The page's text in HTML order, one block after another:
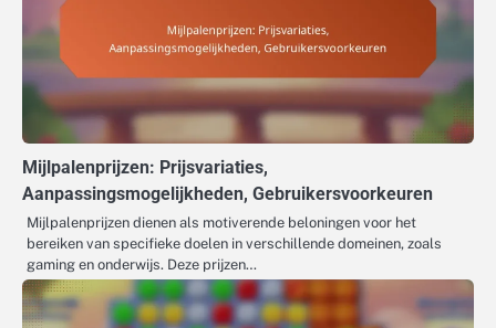
Mijlpalenprijzen: Prijsvariaties,
Aanpassingsmogelijkheden, Gebruikersvoorkeuren
Mijlpalenprijzen dienen als motiverende beloningen voor het
bereiken van specifieke doelen in verschillende domeinen, zoals
gaming en onderwijs. Deze prijzen…